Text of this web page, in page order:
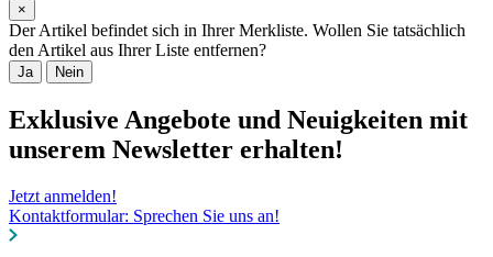
×
Der Artikel befindet sich in Ihrer Merkliste. Wollen Sie tatsächlich
den Artikel aus Ihrer Liste entfernen?
Ja Nein
Exklusive Angebote und Neuigkeiten mit
unserem Newsletter erhalten!
Jetzt anmelden!
Kontaktformular: Sprechen Sie uns an!